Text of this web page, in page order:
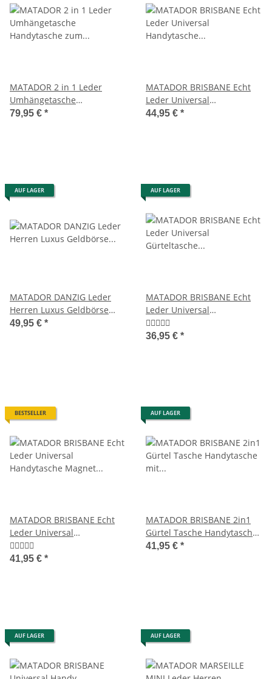
MATADOR 2 in 1 Leder
Umhängetasche
Handytasche zum
79,95 € *
MATADOR BRISBANE Echt
Leder Universal
Handytasche Vertikal 6.9
44,95 € *
AUF LAGER
MATADOR DANZIG Leder
Herren Luxus Geldbörse
Brieftasche RFID TüV
49,95 € *
AUF LAGER
MATADOR BRISBANE Echt
Leder Universal
Gürteltasche Klett 6.9 Zoll
36,95 € *
BESTSELLER
MATADOR BRISBANE Echt
Leder Universal
Handytasche Magnet 6.9
Zoll
41,95 € *
AUF LAGER
MATADOR BRISBANE 2in1
Gürtel Tasche Handytasche
mit Geldbörse 6.9 Zoll
41,95 € *
AUF LAGER AUF LAGER